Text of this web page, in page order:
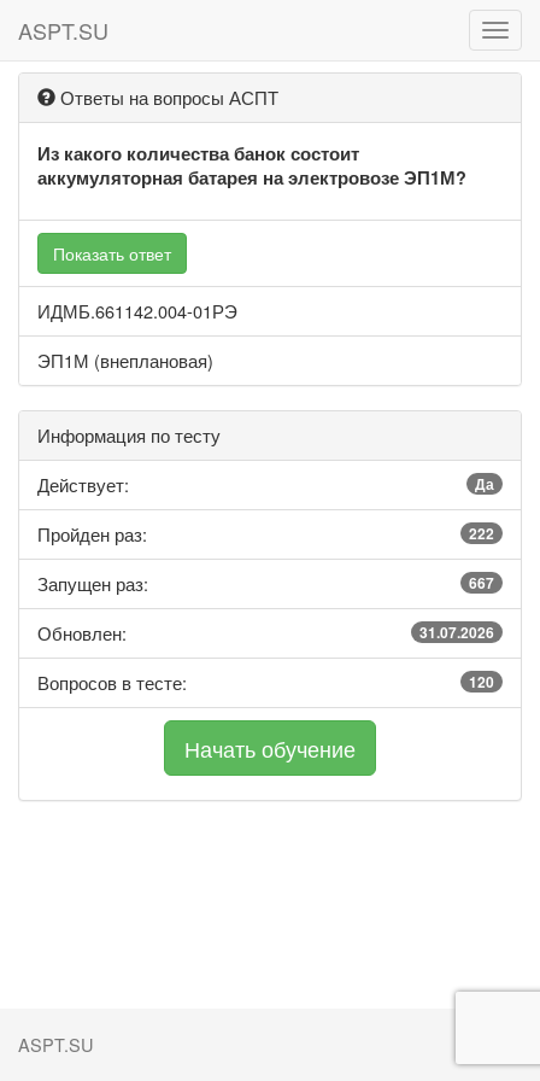
ASPT.SU
Ответы на вопросы АСПТ
Из какого количества банок состоит
аккумуляторная батарея на электровозе ЭП1М?
Показать ответ
ИДМБ.661142.004-01РЭ
ЭП1М (внеплановая)
Информация по тесту
Действует:
Да
Пройден раз: 222
Запущен раз: 667
Обновлен: 31.07.2026
Вопросов в тесте: 120
ASPT.SU